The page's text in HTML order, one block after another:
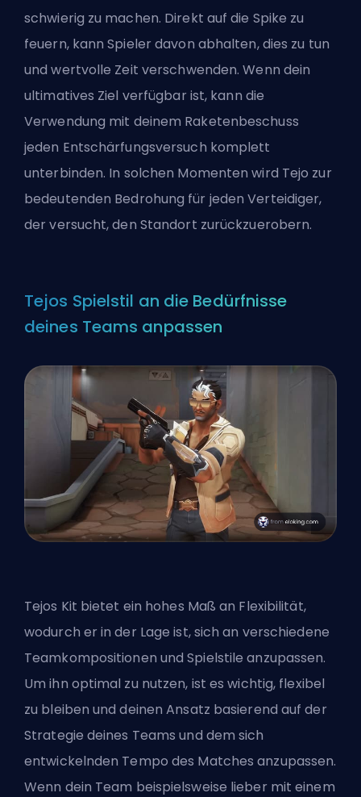
schwierig zu machen. Direkt auf die Spike zu
feuern, kann Spieler davon abhalten, dies zu tun
und wertvolle Zeit verschwenden. Wenn dein
ultimatives Ziel verfügbar ist, kann die
Verwendung mit deinem Raketenbeschuss
jeden Entschärfungsversuch komplett
unterbinden. In solchen Momenten wird Tejo zur
bedeutenden Bedrohung für jeden Verteidiger,
der versucht, den Standort zurückzuerobern.
Tejos Spielstil an die Bedürfnisse
deines Teams anpassen
Tejos Kit bietet ein hohes Maß an Flexibilität,
wodurch er in der Lage ist, sich an verschiedene
Teamkompositionen und Spielstile anzupassen.
Um ihn optimal zu nutzen, ist es wichtig, flexibel
zu bleiben und deinen Ansatz basierend auf der
Strategie deines Teams und dem sich
entwickelnden Tempo des Matches anzupassen.
Wenn dein Team beispielsweise lieber mit einem